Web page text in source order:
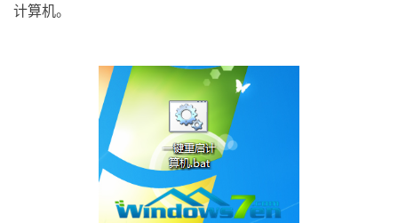
计算机。